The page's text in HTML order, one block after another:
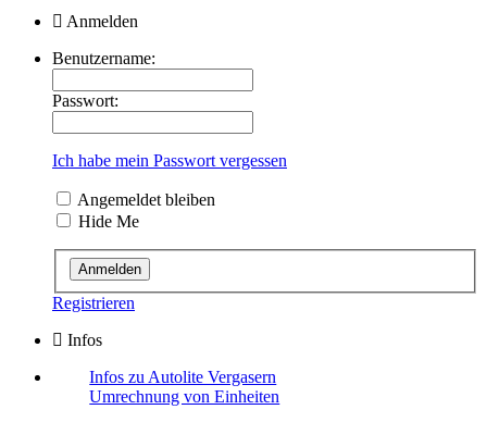
Anmelden
Benutzername:
Passwort:
Ich habe mein Passwort vergessen
Angemeldet bleiben
Hide Me
Registrieren
Infos
Infos zu Autolite Vergasern
Umrechnung von Einheiten